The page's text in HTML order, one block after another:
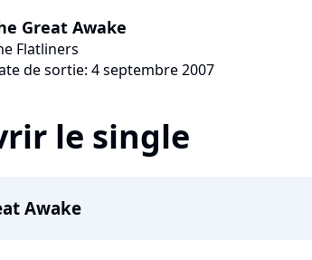
Great Awake
Flatliners
de sortie: 4 septembre 2007
le single
Awake